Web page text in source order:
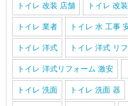
トイレ 改装 店舗 トイレ 改
トイレ 業者 トイレ 水 工事
トイレ 洋式 トイレ 洋式 リ
トイレ 洋式リフォーム 激安
トイレ 洗面 トイレ 洗面 器